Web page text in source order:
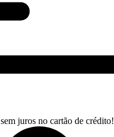
sem juros no cartão de crédito!